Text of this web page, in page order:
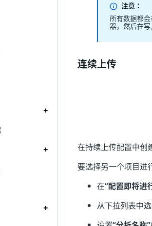
注意：
所有数据都
器，然后在
连续上传
在持续上传配置中创
要选择另一个项目进
在“配置即将进
从下拉列表中